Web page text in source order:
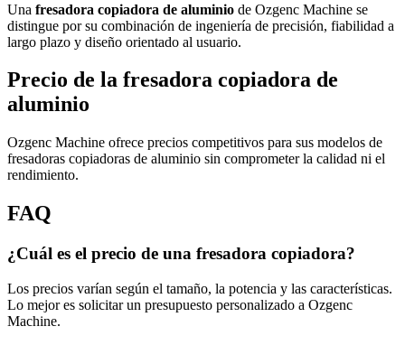
Una fresadora copiadora de aluminio de Ozgenc Machine se
distingue por su combinación de ingeniería de precisión, fiabilidad a
largo plazo y diseño orientado al usuario.
Precio de la fresadora copiadora de
aluminio
Ozgenc Machine ofrece precios competitivos para sus modelos de
fresadoras copiadoras de aluminio sin comprometer la calidad ni el
rendimiento.
FAQ
¿Cuál es el precio de una fresadora copiadora?
Los precios varían según el tamaño, la potencia y las características.
Lo mejor es solicitar un presupuesto personalizado a Ozgenc
Machine.